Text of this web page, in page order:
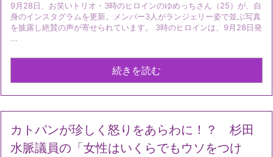
9月28日、お笑いトリオ・3時のヒロインのゆめっちさん（25）が、自
身のインスタグラムを更新。メンバー3人がランジェリー姿で並ぶ写真
を披露し絶賛の声が寄せられています。 3時のヒロインは、9月28日発
...
続きを読む
カトパンが珍しく怒りをあらわに！？ 杉田
水脈議員の「女性はいくらでもウソをつけ